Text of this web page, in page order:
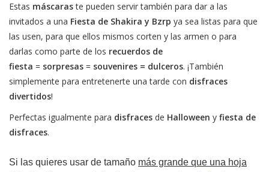
Estas máscaraste pueden servir también para dar a las
invitados a una Fiesta de Shakira y Bzrp ya sea listas para que
las usen, para que ellos mismos corten y las armen o para
darlas como parte de los recuerdos de
fiesta = sorpresas = souvenires = dulceros. ¡También
simplemente para entretenerte una tarde con disfraces
divertidos!
Perfectas igualmente para disfraces de Halloween y fiesta de
disfraces.
Si las quieres usar de tamaño más grande que una hoja